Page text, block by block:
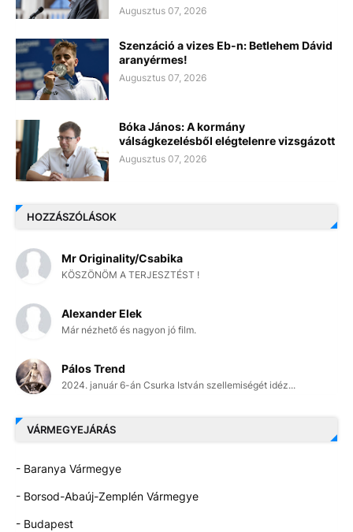
Augusztus 07, 2026
Szenzáció a vizes Eb-n: Betlehem Dávid
aranyérmes!
Augusztus 07, 2026
Bóka János: A kormány
válságkezelésből elégtelenre vizsgázott
Augusztus 07, 2026
HOZZÁSZÓLÁSOK
Mr Originality/Csabika
KÖSZÖNÖM A TERJESZTÉST !
Alexander Elek
Már nézhető és nagyon jó film.
Pálos Trend
2024. január 6-án Csurka István szellemiségét idéz...
VÁRMEGYEJÁRÁS
- Baranya Vármegye
- Borsod-Abaúj-Zemplén Vármegye
- Budapest